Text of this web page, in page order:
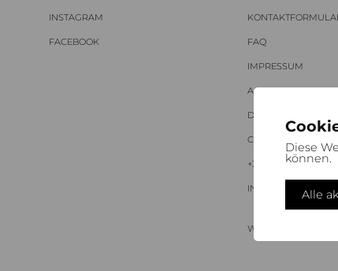
Diese
können.
Alle
INSTAGRAM
FACEBOOK FAQ
IMPRESSUM
AGB
DATENSCHUTZ
COOKIES
+39 0471 637524 | TEL
WIDERRUF